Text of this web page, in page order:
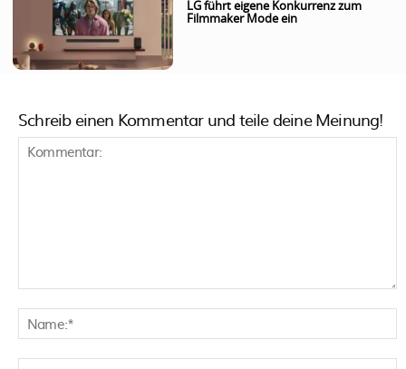
LG führt eigene Konkurrenz zum
Filmmaker Mode ein
Schreib einen Kommentar und teile deine Meinung!